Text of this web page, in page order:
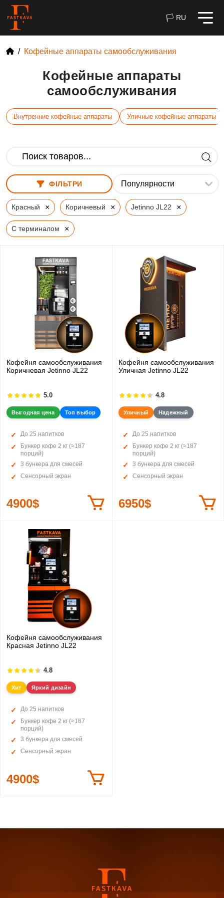
🏳 RU
Кофейные аппараты самообслуживания
Кофейные аппараты
самообслуживания
Внутренние кофейные аппараты Уличные кофейные аппараты
ФІЛЬТРИ
Красный × Коричневый × Jetinno JL22 ×
С терминалом ×
Кофейня самообслуживания
Коричневая Jetinno JL22
5.0
Выгодная цена Топ выбор
До 25 напитков
Бункер кофе 2 кг (≈187
порций)
3 бункера для смесей
Сенсорный экран
4900$
Кофейня самообслуживания
Уличная Jetinno JL22
4.8
Уличный Надежный
До 25 напитков
Бункер кофе 2 кг (≈187
порций)
3 бункера для смесей
Сенсорный экран
6950$
Кофейня самообслуживания
Красная Jetinno JL22
4.8
Хит Яркий дизайн
До 25 напитков
Бункер кофе 2 кг (≈187
порций)
3 бункера для смесей
Сенсорный экран
4900$